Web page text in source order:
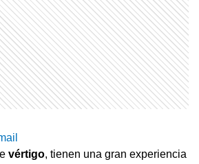
vértigo, tienen una gran experiencia